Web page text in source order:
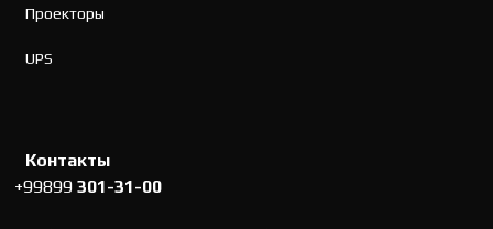
Проекторы
UPS
Контакты
+99899301-31-00